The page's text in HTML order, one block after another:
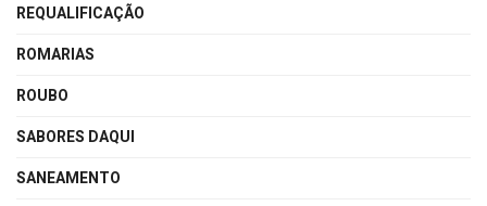
REQUALIFICAÇÃO
ROMARIAS
ROUBO
SABORES DAQUI
SANEAMENTO